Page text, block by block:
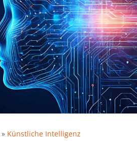
» Künstliche Intelligenz